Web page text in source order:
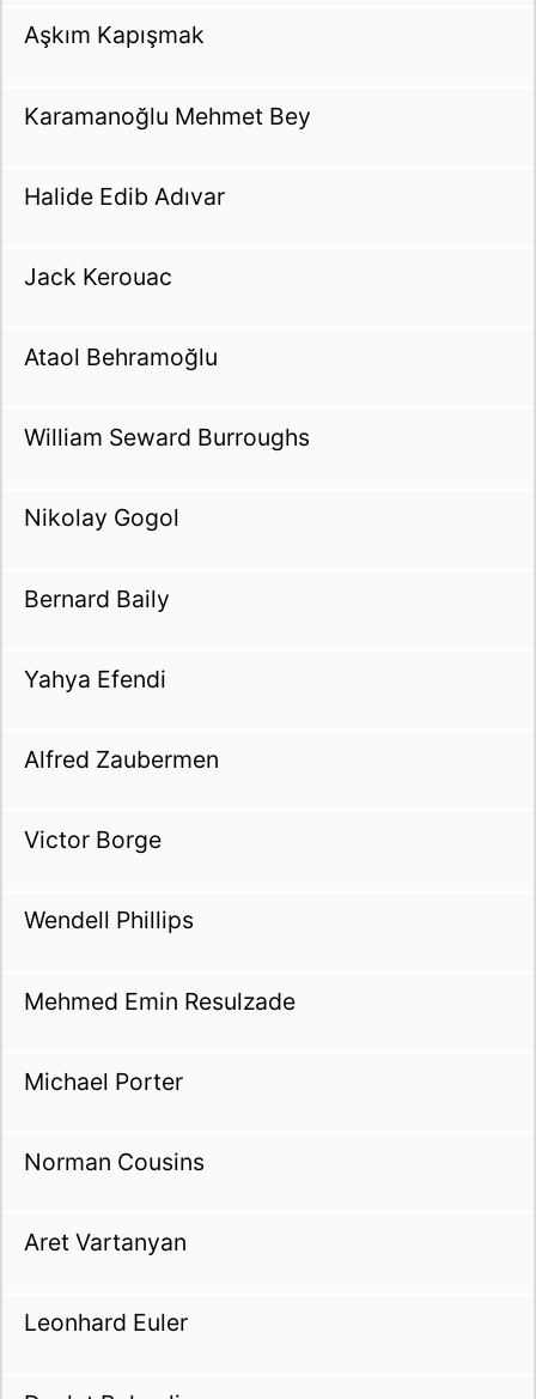
Aşkım Kapışmak
Karamanoğlu Mehmet Bey
Halide Edib Adıvar
Jack Kerouac
Ataol Behramoğlu
William Seward Burroughs
Nikolay Gogol
Bernard Baily
Yahya Efendi
Alfred Zaubermen
Victor Borge
Wendell Phillips
Mehmed Emin Resulzade
Michael Porter
Norman Cousins
Aret Vartanyan
Leonhard Euler